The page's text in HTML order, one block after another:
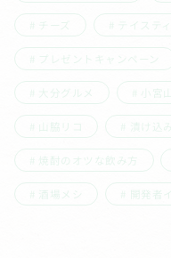
チーズ テイステ
プレゼントキャンペーン
大分グルメ 小宮
山脇リコ 漬け込
焼酎のオツな飲み方
酒場メシ 開発者